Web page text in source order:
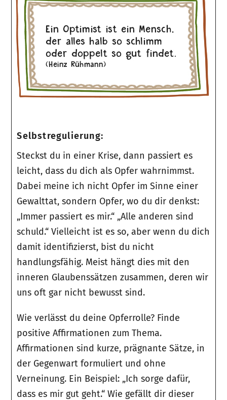
Selbstregulierung:
Steckst du in einer Krise, dann passiert es
leicht, dass du dich als Opfer wahrnimmst.
Dabei meine ich nicht Opfer im Sinne einer
Gewalttat, sondern Opfer, wo du dir denkst:
„Immer passiert es mir.“ „Alle anderen sind
schuld.“ Vielleicht ist es so, aber wenn du dich
damit identifizierst, bist du nicht
handlungsfähig. Meist hängt dies mit den
inneren Glaubenssätzen zusammen, deren wir
uns oft gar nicht bewusst sind.
Wie verlässt du deine Opferrolle? Finde
positive Affirmationen zum Thema.
Affirmationen sind kurze, prägnante Sätze, in
der Gegenwart formuliert und ohne
Verneinung. Ein Beispiel: „Ich sorge dafür,
dass es mir gut geht.“ Wie gefällt dir dieser